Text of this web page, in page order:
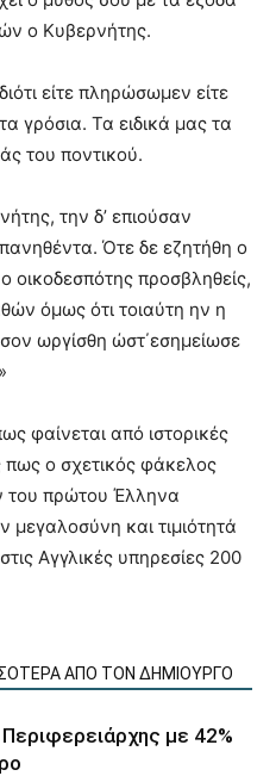
ο Κυβερνήτης.
είτε πληρώσωμεν είτε
γρόσια. Τα ειδικά μας τα
του ποντικού.
την δ’ επιούσαν
Ότε δε εζητήθη ο
οικοδεσπότης προσβληθείς,
όμως ότι τοιαύτη ην η
ωργίσθη ώστ΄εσημείωσε
φαίνεται από ιστορικές
πως ο σχετικός φάκελος
του πρώτου Έλληνα
και τιμιότητά
Αγγλικές υπηρεσίες 200
ΑΠΟ ΤΟΝ ΔΗΜΙΟΥΡΓΟ
με 42%